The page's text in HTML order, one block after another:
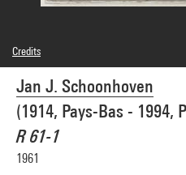
Jan J. Schoonhoven
(1914, Pays-Bas - 1994,
R 61-1
1961
Credits
© Adagp, Paris
Photo credits : Centre Pompidou,
photographique du MNAM/Dist.
Image reference : 4R10710 [1984 CX 0223]